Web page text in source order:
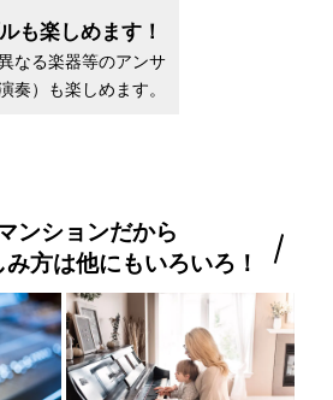
も楽しめます！
なる楽器等のアンサ
奏）も楽しめます。
ンションだから
方は他にもいろいろ！